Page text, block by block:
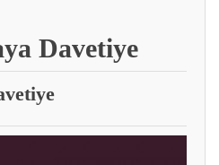
Davetiye